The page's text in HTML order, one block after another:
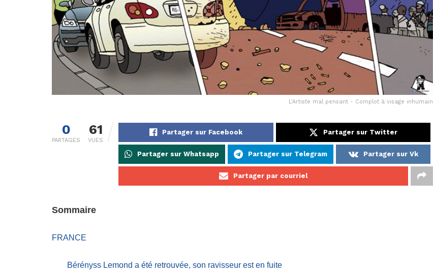
L'Artiste mal pensant - Complot à visage inhumain
0
PARTAGES
61
VUES
Partager sur Facebook Partager sur Twitter
Partager sur Whatsapp Partager sur Telegram Partager sur Vk
Partager par courriel
Sommaire
FRANCE
Bérényss Lemond a été retrouvée, son ravisseur est en fuite